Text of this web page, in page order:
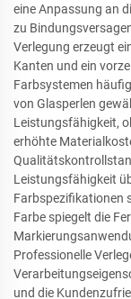
eine Anpassung an
zu
Verlegung erzeugt
Kanten und ein
Farbsystemen
von Glasperlen
Leistungsfähigkeit,
erhöhte
Leistungsfähigkeit
Farbspezifikationen
Farbe spiegelt die
Professionelle
und die